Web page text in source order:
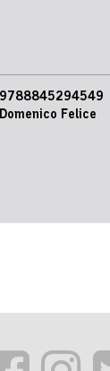
9788845294549
Domenico Felice